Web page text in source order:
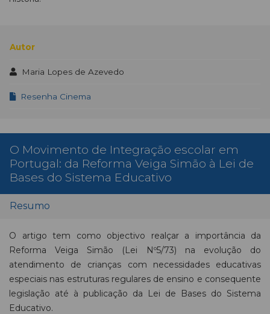
Autor
Maria Lopes de Azevedo
Resenha Cinema
O Movimento de Integração escolar em
Portugal: da Reforma Veiga Simão à Lei de
Bases do Sistema Educativo
Resumo
O artigo tem como objectivo realçar a importância da
Reforma Veiga Simão (Lei Nº5/73) na evolução do
atendimento de crianças com necessidades educativas
especiais nas estruturas regulares de ensino e consequente
legislação até à publicação da Lei de Bases do Sistema
Educativo.